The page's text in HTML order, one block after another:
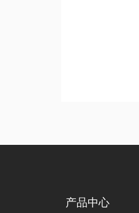
产品中心